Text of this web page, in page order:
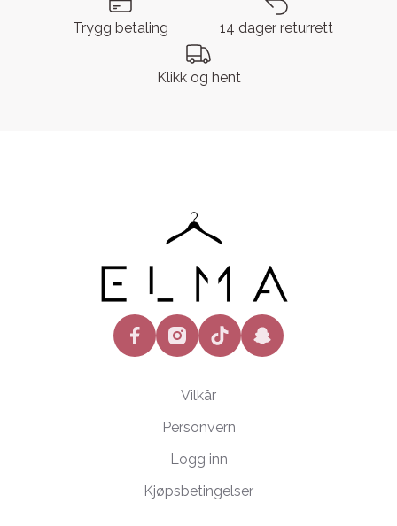
Trygg betaling 14 dager returrett
Klikk og hent
facebookinstagramtiktok snapchat
Vilkår
Personvern
Logg inn
Kjøpsbetingelser